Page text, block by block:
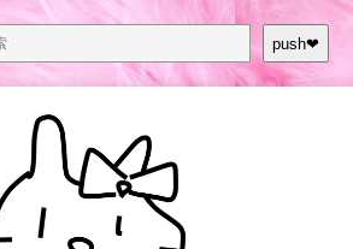
push❤︎